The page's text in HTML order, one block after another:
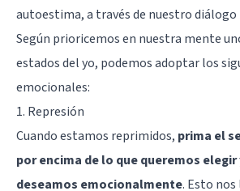
autoestima, a través de nuestro
Según prioricemos en nuestra mente
estados del yo, podemos adoptar los
emocionales:
1. Represión
Cuando estamos reprimidos, prima el
por encima de lo que queremos elegir
deseamos emocionalmente. Esto nos